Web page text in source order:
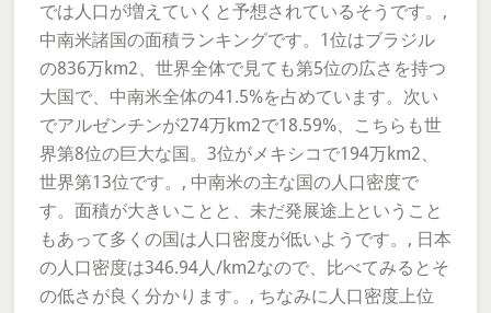
では人口が増えていくと予想されているそうです。,
中南米諸国の面積ランキングです。1位はブラジル
の836万km2、世界全体で見ても第5位の広さを持つ
大国で、中南米全体の41.5%を占めています。次い
でアルゼンチンが274万km2で18.59%、こちらも世
界第8位の巨大な国。3位がメキシコで194万km2、
世界第13位です。, 中南米の主な国の人口密度で
す。面積が大きいことと、未だ発展途上ということ
もあって多くの国は人口密度が低いようです。, 日本
の人口密度は346.94人/km2なので、比べてみるとそ
の低さが良く分かります。, ちなみに人口密度上位